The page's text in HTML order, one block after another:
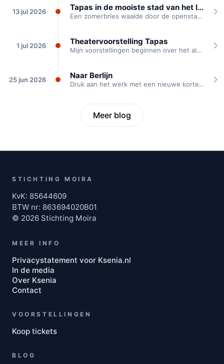
13 jul 2026 Tapas in de mooiste stad van het land
Een zomerbries waaide door de openstaande kloosterramen. Buiten klepperden de ooievaren die voor het...
1 jul 2026 Theatervoorstelling Tapas
Mijn voorstellingen beginnen over het algemeen met een idee dat ik heb. Of een...
25 jun 2026 Naar Berlijn
Druk aan het werk met een nieuwe korte voorstelling “Naar Berlijn”. Deze vertelt het...
Meer blog
STICHTING MOIRA
KvK: 85644609
BTW nr: 863694020B01
© 2026 Stichting Moira
MEER INFO
Privacystatement voor Ksenia.nl
In de media
Over Ksenia
Contact
VOORSTELLINGEN
Koop tickets
BLOG